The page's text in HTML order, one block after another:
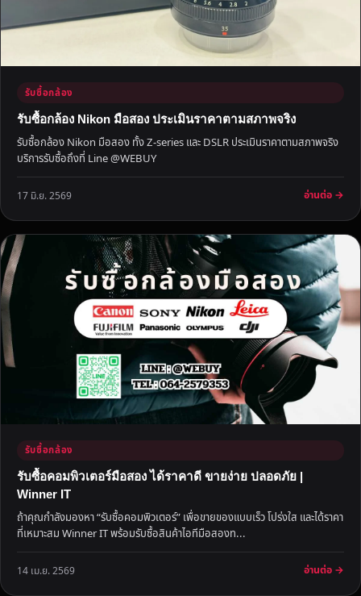
น
จ
รับซื้อกล้อง
รับซื้อกล้อง Nikon มือสอง ประเมินราคาตามสภาพจริง
รับซื้อกล้อง Nikon มือสอง ทั้ง Z-series และ DSLR ประเมินราคาตามสภาพจริง
บริการรับซื้อถึงที่ Line @WEBUY
17 มิ.ย. 2569 อ่านต่อ →
รับซื้อกล้อง
รับซื้อคอมพิวเตอร์มือสอง ได้ราคาดี ขายง่าย ปลอดภัย |
Winner IT
ถ้าคุณกำลังมองหา “รับซื้อคอมพิวเตอร์” เพื่อขายของแบบเร็ว โปร่งใส และได้ราคา
ที่เหมาะสม Winner IT พร้อมรับซื้อสินค้าไอทีมือสองท...
14 เม.ย. 2569 อ่านต่อ →